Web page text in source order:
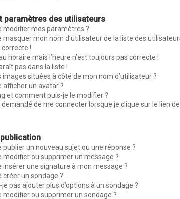
paramètres des utilisateurs
modifier mes paramètres ?
masquer mon nom d’utilisateur de la liste des
correcte !
horaire mais l’heure n’est toujours pas correcte !
pas dans la liste !
images situées à côté de mon nom d’utilisateur ?
afficher un avatar ?
et comment puis-je le modifier ?
demandé de me connecter lorsque je clique sur le lien
publier un nouveau sujet ou une réponse ?
modifier ou supprimer un message ?
insérer une signature à mon message ?
créer un sondage ?
pas ajouter plus d’options à un sondage ?
modifier ou supprimer un sondage ?